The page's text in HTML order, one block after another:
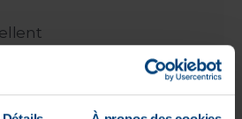
apaisée*
peau moins sujette aux